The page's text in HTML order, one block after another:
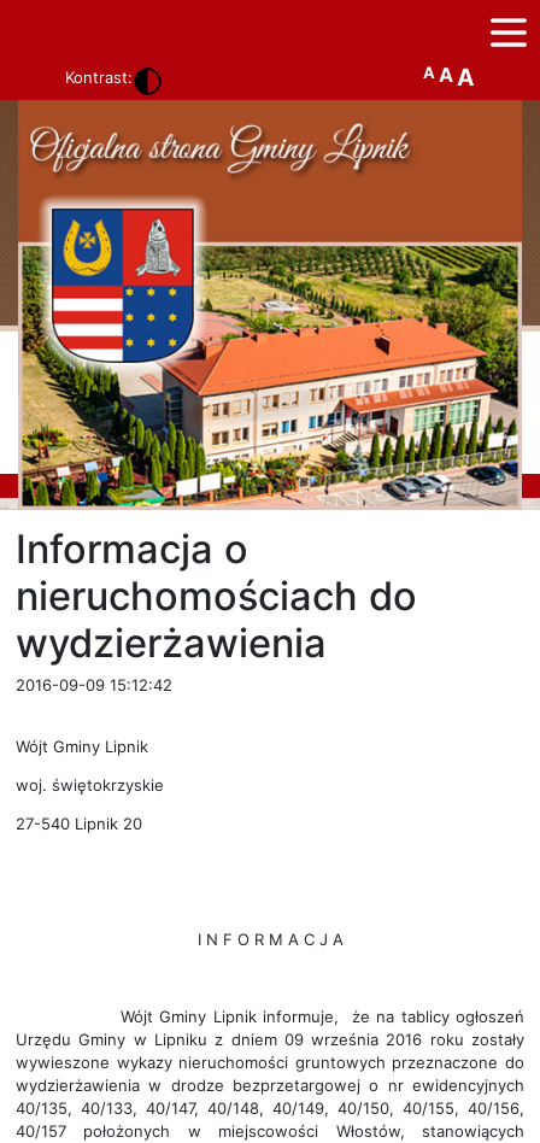
Kontrast: A AA
Informacja o
nieruchomościach do
wydzierżawienia
2016-09-09 15:12:42
Wójt Gminy Lipnik
woj. świętokrzyskie
27-540 Lipnik 20
I N F O R M A C J A
Wójt Gminy Lipnik informuje, że na tablicy ogłoszeń
Urzędu Gminy w Lipniku z dniem 09 września 2016 roku zostały
wywieszone wykazy nieruchomości gruntowych przeznaczone do
wydzierżawienia w drodze bezprzetargowej o nr ewidencyjnych
40/135, 40/133, 40/147, 40/148, 40/149, 40/150, 40/155, 40/156,
40/157 położonych w miejscowości Włostów, stanowiących